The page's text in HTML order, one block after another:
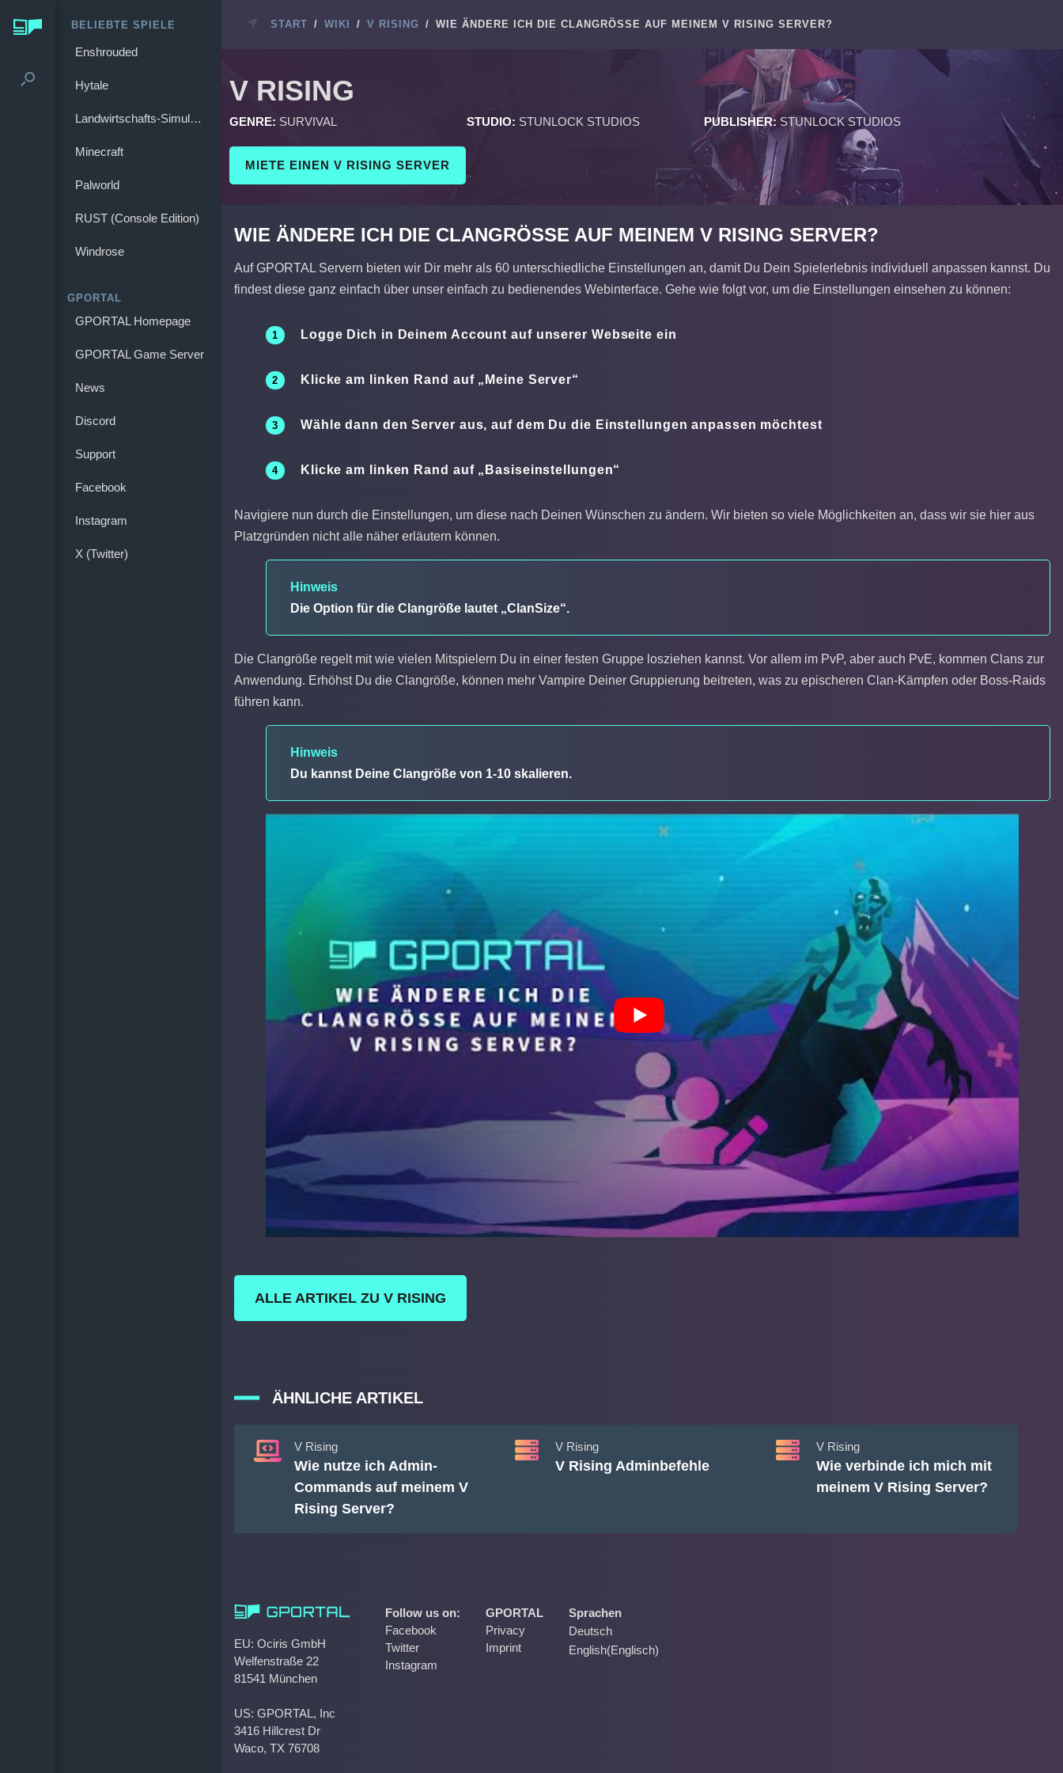
BELIEBTE SPIELE
Enshrouded
Hytale
Landwirtschafts-Simulator 25
Minecraft
Palworld
RUST (Console Edition)
Windrose
GPORTAL
GPORTAL Homepage
GPORTAL Game Server
News
Discord
Support
Facebook
Instagram
X (Twitter)
START / WIKI / V RISING / WIE ÄNDERE ICH DIE CLANGRÖSSE AUF MEINEM V RISING SERVER?
V RISING
GENRE: SURVIVAL STUDIO: STUNLOCK STUDIOS PUBLISHER: STUNLOCK STUDIOS
MIETE EINEN V RISING SERVER
WIE ÄNDERE ICH DIE CLANGRÖSSE AUF MEINEM V RISING SERVER?
Auf GPORTAL Servern bieten wir Dir mehr als 60 unterschiedliche Einstellungen an, damit Du Dein Spielerlebnis individuell anpassen kannst. Du
findest diese ganz einfach über unser einfach zu bedienendes Webinterface. Gehe wie folgt vor, um die Einstellungen einsehen zu können:
Logge Dich in Deinem Account auf unserer Webseite ein
Klicke am linken Rand auf „Meine Server“
Wähle dann den Server aus, auf dem Du die Einstellungen anpassen möchtest
Klicke am linken Rand auf „Basiseinstellungen“
Navigiere nun durch die Einstellungen, um diese nach Deinen Wünschen zu ändern. Wir bieten so viele Möglichkeiten an, dass wir sie hier aus
Platzgründen nicht alle näher erläutern können.
Hinweis
Die Option für die Clangröße lautet „ClanSize“.
Die Clangröße regelt mit wie vielen Mitspielern Du in einer festen Gruppe losziehen kannst. Vor allem im PvP, aber auch PvE, kommen Clans zur
Anwendung. Erhöhst Du die Clangröße, können mehr Vampire Deiner Gruppierung beitreten, was zu epischeren Clan-Kämpfen oder Boss-Raids
führen kann.
Hinweis
Du kannst Deine Clangröße von 1-10 skalieren.
ALLE ARTIKEL ZU V RISING
ÄHNLICHE ARTIKEL
V Rising
Wie nutze ich Admin-
Commands auf meinem V
Rising Server?
V Rising
V Rising Adminbefehle
V Rising
Wie verbinde ich mich mit
meinem V Rising Server?
EU: Ociris GmbH
Welfenstraße 22
81541 München
US: GPORTAL, Inc
3416 Hillcrest Dr
Waco, TX 76708
Follow us on:
Facebook
Twitter
Instagram
GPORTAL
Privacy
Imprint
Sprachen
Deutsch
English(Englisch)